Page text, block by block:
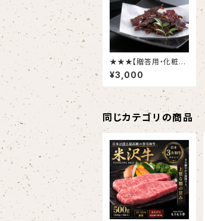
★★★【贈答用・化粧箱
付】もうもう亭・プレミア
ム黒毛和牛ビーフジャ
ーキー×２個入
¥3,000
同じカテゴリの商品